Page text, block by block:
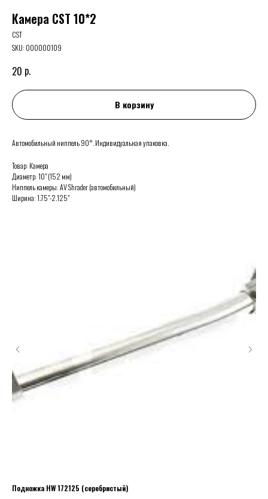
Камера CST 10*2
CST
SKU: 000000109
20 р.
В корзину
Автомобильный ниппель 90°. Индивидуальная упаковка.
Товар: Камера
Диаметр: 10" (152 мм)
Ниппель камеры: AV Shrader (автомобильный)
Ширина: 1.75"-2.125"
Подножка HW 172125 (серебристый)